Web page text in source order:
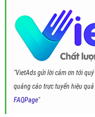
"VietAds gửi lời cảm ơn tới
quảng cáo trực tuyến hiệu
FAQPage"